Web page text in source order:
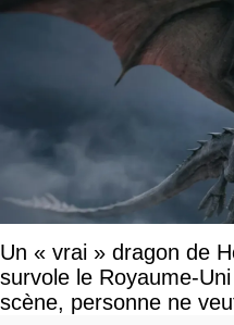
Un « vrai » dragon de
survole le Royaume-
scène, personne ne